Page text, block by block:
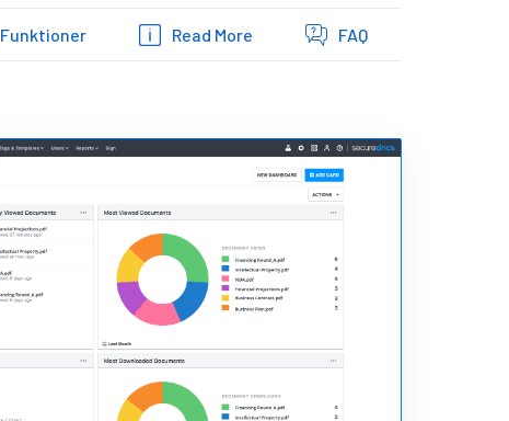
Funktioner Read More FAQ